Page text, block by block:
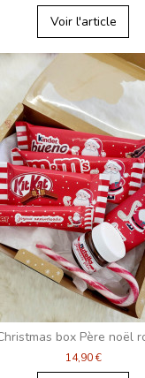
Voir l'article
box Père noël
14,90 €